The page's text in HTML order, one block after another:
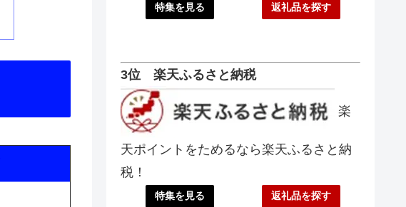
特集を見る 返礼品を探す
3位 楽天ふるさと納税
楽
天ポイントをためるなら楽天ふるさと納
税！
特集を見る 返礼品を探す